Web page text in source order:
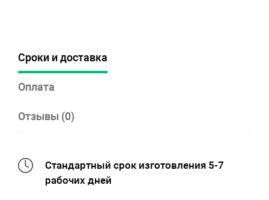
Сроки и доставка
Оплата
Отзывы (0)
Стандартный срок изготовления 5-7
рабочих дней